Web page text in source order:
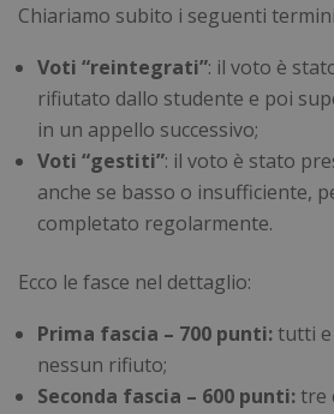
Chiariamo subito i seguenti
Voti “reintegrati”: il voto è
rifiutato dallo studente e poi
in un appello successivo;
Voti “gestiti”: il voto è stato
anche se basso o insufficiente,
completato regolarmente.
Ecco le fasce nel dettaglio:
Prima fascia – 700 punti:tutti e
nessun rifiuto;
Seconda fascia – 600 punti:tre